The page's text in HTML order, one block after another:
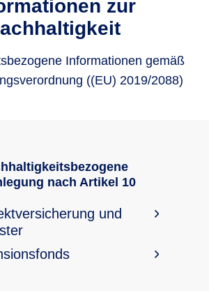
zur
Informationen gemäß
((EU) 2019/2088)
nach Artikel 10
und